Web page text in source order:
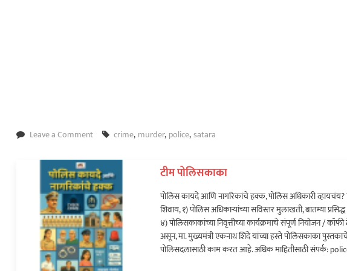
Leave a Commenton
आणि
वहिणीची
हत्या
करणारा
चार
तासात
ताब्यात;
हत्येचे
कारण…
crime, murder, police,satara
टीम पोलिसकाका
पोलिस कायदे आणि नागरिकांचे हक्क, पोलिस अधिकारी
शिवाय, १) पोलिस अधिकाऱ्यांच्या सविस्तर मुलाखती, बातम्या
४) पोलिसकाकांच्या निवृत्तीच्या कार्यक्रमाचे संपूर्ण नियोजन /
असून, मा. मुख्यमंत्री एकनाथ शिंदे यांच्या हस्ते पोलिसकाका
पोलिसदलासाठी काम करत आहे. अधिक माहितीसाठी संपर्क: